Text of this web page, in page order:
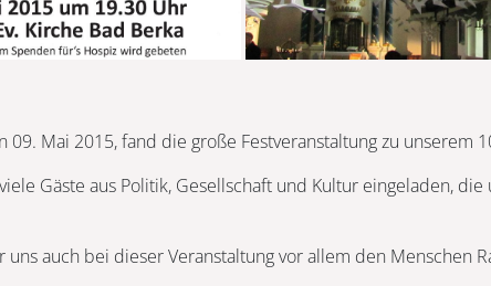
09. Mai 2015, fand die große Festveranstaltung zu unserem
Gäste aus Politik, Gesellschaft und Kultur eingeladen,
uns auch bei dieser Veranstaltung vor allem den Menschen